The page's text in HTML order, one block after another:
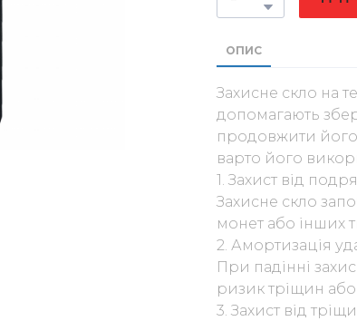
ОПИС
Захисне скло на
допомагають
продовжити
варто його
1. Захист від
Захисне скло
монет або інших
2. Амортизація
При падінні
ризик тріщин або
3. Захист від